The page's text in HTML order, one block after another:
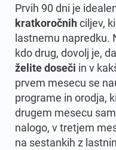
Prvih 90 dni je
kratkoročnihciljev,
lastnemu napredku.
kdo drug, dovolj je,
želite doseči in v
prvem mesecu se
programe in orodja,
drugem mesecu
nalogo, v tretjem
na sestankih z